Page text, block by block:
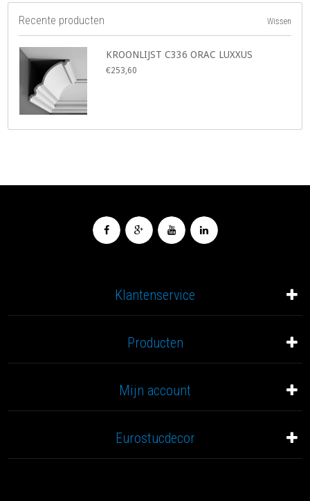
Recente producten Wissen
KROONLIJST C336 ORAC LUXXUS
€253,60
Klantenservice
Producten
Mijn account
Eurostucdecor